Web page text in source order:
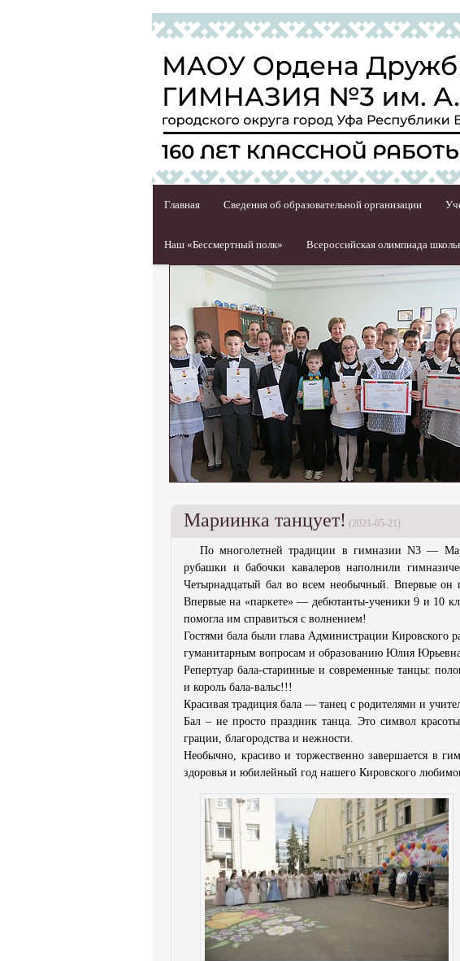
Главная Сведения об образовательной организации
Наш «Бессмертный полк» Всероссийская олимпиада
Мариинка танцует! (2021-05-21)
По многолетней традиции в гимназии N3 —
рубашки и бабочки кавалеров наполнили
Четырнадцатый бал во всем необычный. Впервые
Впервые на «паркете» — дебютанты-ученики 9 и 10
помогла им справиться с волнением!
Гостями бала были глава Администрации Кировского
гуманитарным вопросам и образованию Юлия
Репертуар бала-старинные и современные танцы:
и король бала-вальс!!!
Красивая традиция бала — танец с родителями и
Бал – не просто праз­дник танца. Это симв­ол
грации, бл­агородства и нежност­и.
Необычно, кр­асиво и торжественно завершается в
здоровья и юб­илейный год нашего Кировского